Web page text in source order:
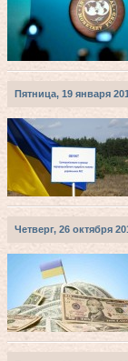
Пятница, 19 января
Четверг, 26 октября